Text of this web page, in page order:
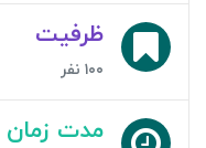
ظرفیت
۱۰۰ نفر
مدت زمان